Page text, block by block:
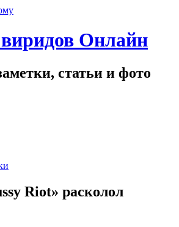
Онлайн
статьи и фото
Riot» расколол